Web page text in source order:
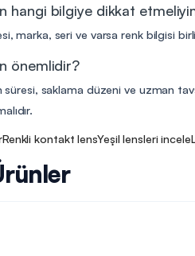
hangi bilgiye dikkat
marka, seri ve varsa renk bilgisi
önemlidir?
süresi, saklama düzeni ve uzman
Renkli kontakt lensYeşil lensleri incele